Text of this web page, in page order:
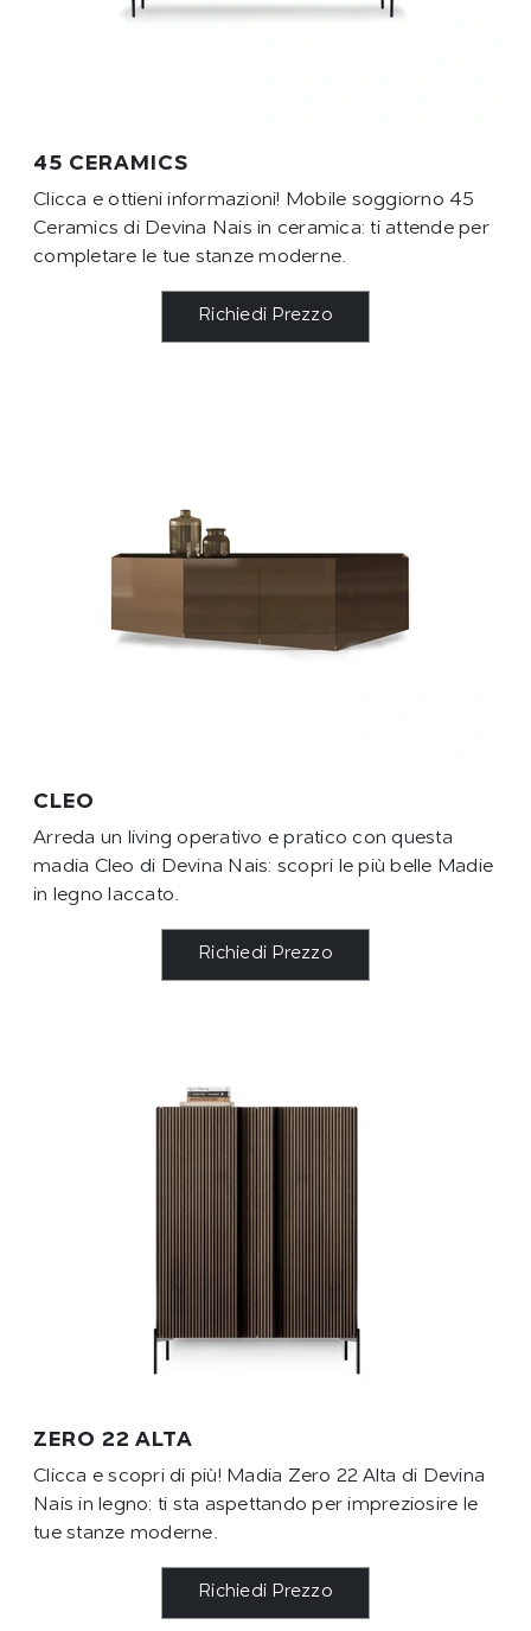
45 CERAMICS
Clicca e ottieni informazioni! Mobile soggiorno 45
Ceramics di Devina Nais in ceramica: ti attende per
completare le tue stanze moderne.
Richiedi Prezzo
CLEO
Arreda un living operativo e pratico con questa
madia Cleo di Devina Nais: scopri le più belle Madie
in legno laccato.
Richiedi Prezzo
ZERO 22 ALTA
Clicca e scopri di più! Madia Zero 22 Alta di Devina
Nais in legno: ti sta aspettando per impreziosire le
tue stanze moderne.
Richiedi Prezzo